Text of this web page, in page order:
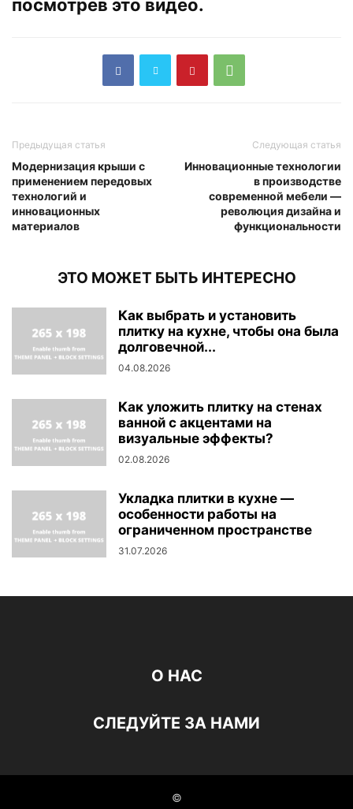
посмотрев это видео.
Предыдущая статья
Модернизация крыши с
применением передовых
технологий и
инновационных
материалов
Следующая статья
Инновационные технологии
в производстве
современной мебели —
революция дизайна и
функциональности
ЭТО МОЖЕТ БЫТЬ ИНТЕРЕСНО
Как выбрать и установить
плитку на кухне, чтобы она была
долговечной...
04.08.2026
Как уложить плитку на стенах
ванной с акцентами на
визуальные эффекты?
02.08.2026
Укладка плитки в кухне —
особенности работы на
ограниченном пространстве
31.07.2026
О НАС
СЛЕДУЙТЕ ЗА НАМИ
©